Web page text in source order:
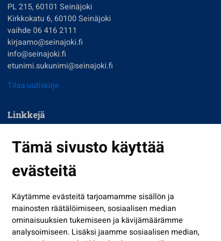
Tämä sivusto käyttää
evästeitä
Käytämme evästeitä tarjoamamme sisällön ja
mainosten räätälöimiseen, sosiaalisen median
ominaisuuksien tukemiseen ja kävijämäärämme
analysoimiseen. Lisäksi jaamme sosiaalisen median,
PL 215, 60101 Seinäjoki
Kirkkokatu 6, 60100 Seinäjoki
vaihde 06 416 2111
kirjaamo@seinajoki.fi
info@seinajoki.fi
etunimi.sukunimi@seinajoki.fi
Tilaa uutiskirje
Linkkejä
Kasvatus ja opetus
Kulttuuri ja liikunta
Työ ja yrittäminen
Osallistu ja asioi
Näytä omat evästeasetukseni